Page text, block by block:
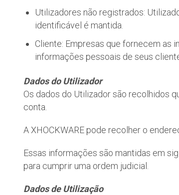
Utilizadores não registrados:
identificável é mantida.
Cliente: Empresas que fornecem as
informações pessoais de seus
Dados do Utilizador
Os dados do Utilizador são recolhidos
conta.
A XHOCKWARE pode recolher o
Essas informações são mantidas em
para cumprir uma ordem judicial.
Dados de Utilização